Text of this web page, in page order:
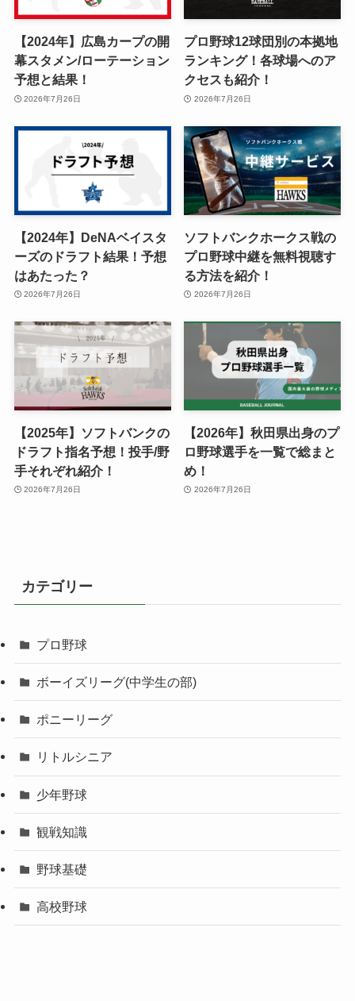
【2024年】広島カープの開
幕スタメン/ローテーション
予想と結果！
2026年7月26日
プロ野球12球団別の本拠地
ランキング！各球場へのア
クセスも紹介！
2026年7月26日
【2024年】DeNAベイスタ
ーズのドラフト結果！予想
はあたった？
2026年7月26日
ソフトバンクホークス戦の
プロ野球中継を無料視聴す
る方法を紹介！
2026年7月26日
【2025年】ソフトバンクの
ドラフト指名予想！投手/野
手それぞれ紹介！
2026年7月26日
【2026年】秋田県出身のプ
ロ野球選手を一覧で総まと
め！
2026年7月26日
カテゴリー
プロ野球
ボーイズリーグ(中学生の部)
ポニーリーグ
リトルシニア
少年野球
観戦知識
野球基礎
高校野球